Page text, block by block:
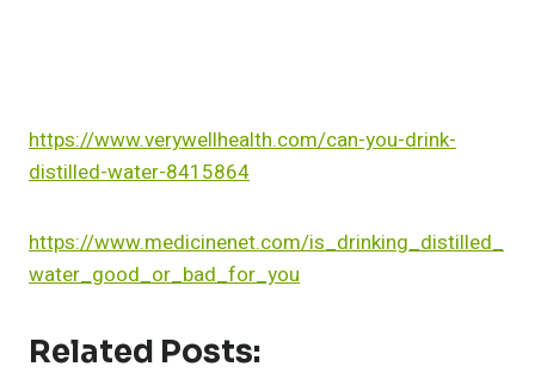
https://www.verywellhealth.com/can-you-drink-
distilled-water-8415864
https://www.medicinenet.com/is_drinking_distilled_
water_good_or_bad_for_you
Related Posts: